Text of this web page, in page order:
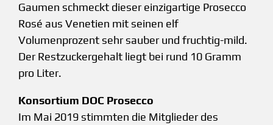
Gaumen schmeckt dieser einzigartige Prosecco
Rosé aus Venetien mit seinen elf
Volumenprozent sehr sauber und fruchtig-mild.
Der Restzuckergehalt liegt bei rund 10 Gramm
pro Liter.
Konsortium DOC Prosecco
Im Mai 2019 stimmten die Mitglieder des